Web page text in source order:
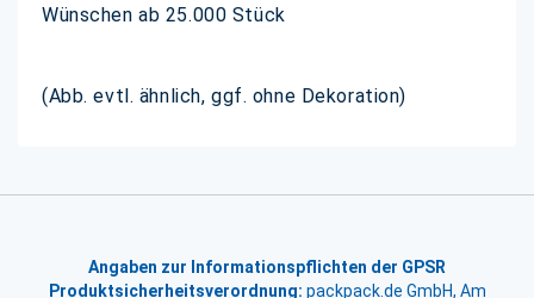
Wünschen ab 25.000 Stück
(Abb. evtl. ähnlich, ggf. ohne Dekoration)
Angaben zur Informationspflichten der GPSR
Produktsicherheitsverordnung: packpack.de GmbH, Am